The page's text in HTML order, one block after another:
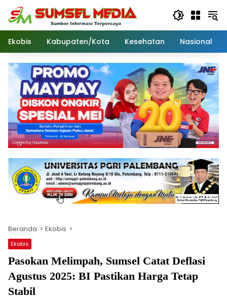
Langsung
konten
Ekobis
Kabupaten/Kota Kesehatan Nasional
Beranda Ekobis
Ekobis
Pasokan Melimpah, Sumsel Catat Deflasi
Agustus 2025: BI Pastikan Harga Tetap
Stabil